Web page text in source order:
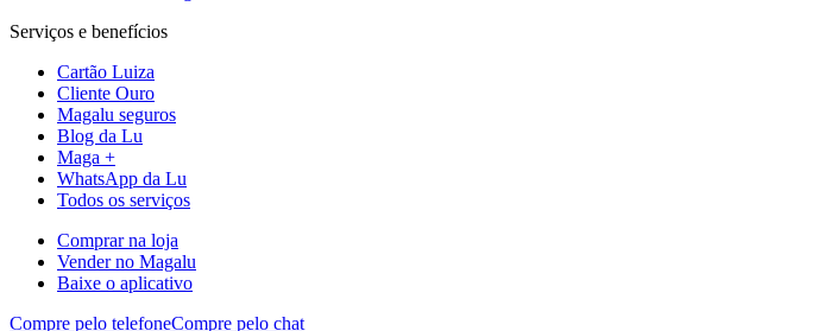
Serviços e benefícios
Cartão Luiza
Cliente Ouro
Magalu seguros
Blog da Lu
Maga +
WhatsApp da Lu
Todos os serviços
Comprar na loja
Vender no Magalu
Baixe o aplicativo
Compre pelo telefoneCompre pelo chat